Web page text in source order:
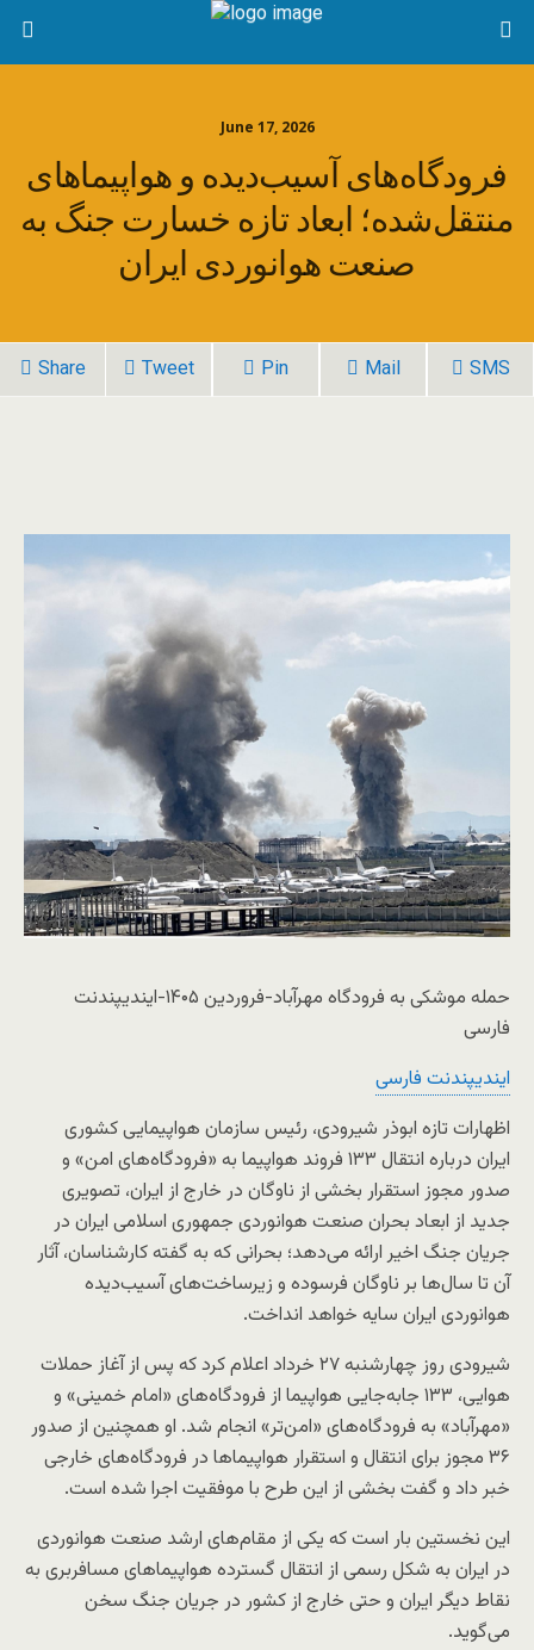
June 17, 2026
فرودگاه‌های آسیب‌دیده و هواپیماهای
منتقل‌شده؛ ابعاد تازه خسارت جنگ به
صنعت هوانوردی ایران
Share Tweet Pin Mail SMS
حمله موشکی به فرودگاه مهرآباد-فروردین ۱۴۰۵-ایندیپندنت
فارسی
ایندیپندنت فارسی
اظهارات تازه ابوذر شیرودی، رئیس سازمان هواپیمایی کشوری
ایران درباره انتقال ۱۳۳ فروند هواپیما به «فرودگاه‌های امن» و
صدور مجوز استقرار بخشی از ناوگان در خارج از ایران، تصویری
جدید از ابعاد بحران صنعت هوانوردی جمهوری اسلامی ایران در
جریان جنگ اخیر ارائه می‌دهد؛ بحرانی که به گفته کارشناسان، آثار
آن تا سال‌ها بر ناوگان فرسوده و زیرساخت‌های آسیب‌دیده
هوانوردی ایران سایه خواهد انداخت.
شیرودی روز چهارشنبه ۲۷ خرداد اعلام کرد که پس از آغاز حملات
هوایی، ۱۳۳ جابه‌جایی هواپیما از فرودگاه‌های «امام خمینی» و
«مهرآباد» به فرودگاه‌های «امن‌تر» انجام شد. او همچنین از صدور
۳۶ مجوز برای انتقال و استقرار هواپیماها در فرودگاه‌های خارجی
خبر داد و گفت بخشی از این طرح با موفقیت اجرا شده است.
این نخستین بار است که یکی از مقام‌های ارشد صنعت هوانوردی
در ایران به شکل رسمی از انتقال گسترده هواپیماهای مسافربری به
نقاط دیگر ایران و حتی خارج از کشور در جریان جنگ سخن
می‌گوید.